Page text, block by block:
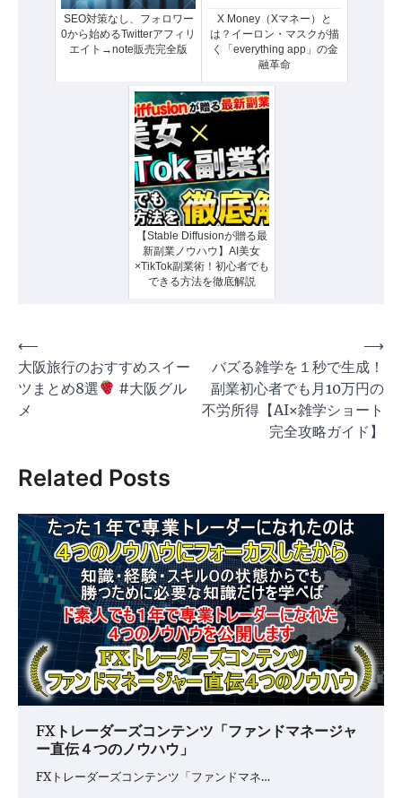
SEO対策なし、フォロワー
0から始めるTwitterアフィリ
エイト→note販売完全版
X Money（Xマネー）と
は？イーロン・マスクが描
く「everything app」の金
融革命
【Stable Diffusionが贈る最
新副業ノウハウ】AI美女
×TikTok副業術！初心者でも
できる方法を徹底解説
投
稿
ナ
ー
シ
ョ
ン
⟵
大阪旅行のおすすめスイー
ツまとめ8選
#大阪グル
メ
バズる雑学を１秒で生成！
副業初心者でも月10万円の
不労所得【AI×雑学ショート
完全攻略ガイド】
⟶
Related Posts
FXトレーダーズコンテンツ「ファンドマネージャ
ー直伝４つのノウハウ」
FXトレーダーズコンテンツ「ファンドマネ…